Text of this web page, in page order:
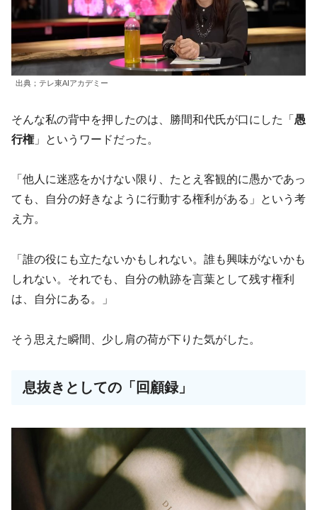
出典； テレ東AIアカデミー
そんな私の背中を押したのは、勝間和代氏が口にした「 愚
行権」というワードだった。
「他人に迷惑をかけない限り、たとえ客観的に愚かであっ
ても、自分の好きなように行動する権利がある」という考
え方。
「誰の役にも立たないかもしれない。誰も興味がないかも
しれない。それでも、自分の軌跡を言葉として残す権利
は、自分にある。」
そう思えた瞬間、少し肩の荷が下りた気がした。
息抜きとしての「回顧録」